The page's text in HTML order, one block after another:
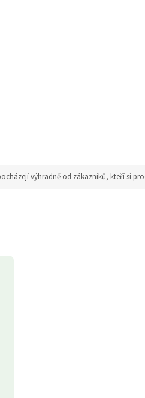
výhradně od zákazníků, kteří si